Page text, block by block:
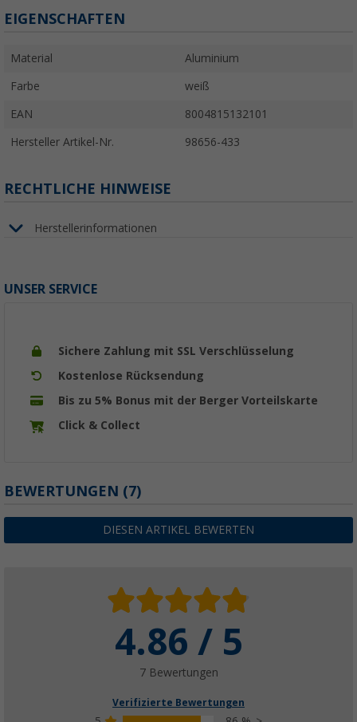
EIGENSCHAFTEN
Material Aluminium
Farbe weiß
EAN 8004815132101
Hersteller Artikel-Nr. 98656-433
RECHTLICHE HINWEISE
Herstellerinformationen
UNSER SERVICE
Sichere Zahlung mit SSL Verschlüsselung
Kostenlose Rücksendung
Bis zu 5% Bonus mit der Berger Vorteilskarte
Click & Collect
BEWERTUNGEN (7)
DIESEN ARTIKEL BEWERTEN
4.86 / 5
7 Bewertungen
Verifizierte Bewertungen